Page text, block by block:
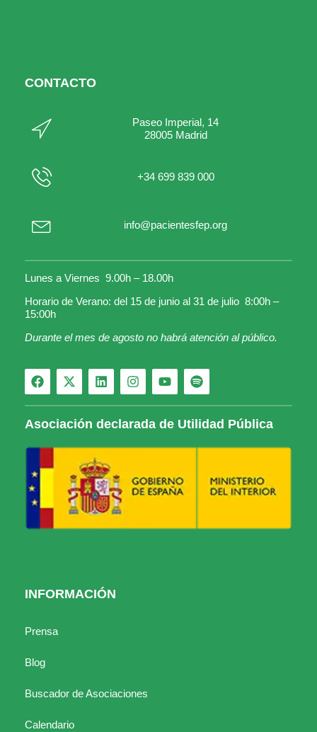
CONTACTO
Paseo Imperial, 14
28005 Madrid
+34 699 839 000
info@pacientesfep.org
Lunes a Viernes 9.00h – 18.00h
Horario de Verano: del 15 de junio al 31 de julio 8:00h –
15:00h
Durante el mes de agosto no habrá atención al público.
Asociación declarada de Utilidad Pública
INFORMACIÓN
Prensa
Blog
Buscador de Asociaciones
Calendario